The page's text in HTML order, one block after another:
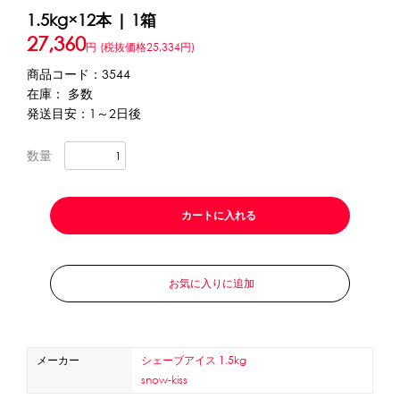
特定商取引に関する法律に基づく表記
プライバシーポリシー
利用規約
1.5kg×12本 | 1箱
27,360円 (税抜価格25,334円)
商品コード：3544
在庫： 多数
発送目安：1～2日後
数量
カートに入れる
お気に入りに追加
メーカー
シェーブアイス 1.5kg
snow-kiss